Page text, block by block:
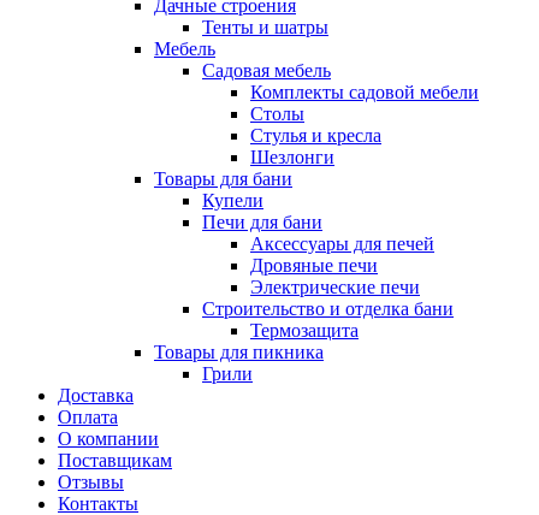
Дачные строения
Тенты и шатры
Мебель
Садовая мебель
Комплекты садовой мебели
Столы
Стулья и кресла
Шезлонги
Товары для бани
Купели
Печи для бани
Аксессуары для печей
Дровяные печи
Электрические печи
Строительство и отделка бани
Термозащита
Товары для пикника
Грили
Доставка
Оплата
О компании
Поставщикам
Отзывы
Контакты